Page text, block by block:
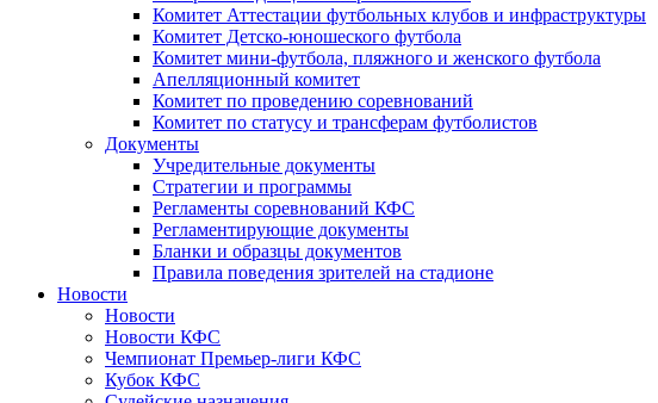
Комитет Аттестации футбольных клубов и инфраструктуры
Комитет Детско-юношеского футбола
Комитет мини-футбола, пляжного и женского футбола
Апелляционный комитет
Комитет по проведению соревнований
Комитет по статусу и трансферам футболистов
Документы
Учредительные документы
Стратегии и программы
Регламенты соревнований КФС
Регламентирующие документы
Бланки и образцы документов
Правила поведения зрителей на стадионе
Новости
Новости
Новости КФС
Чемпионат Премьер-лиги КФС
Кубок КФС